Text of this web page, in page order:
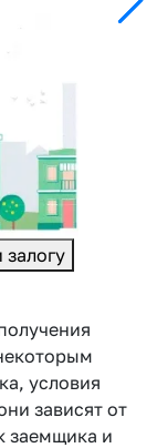
условия
зависят от
заемщика и